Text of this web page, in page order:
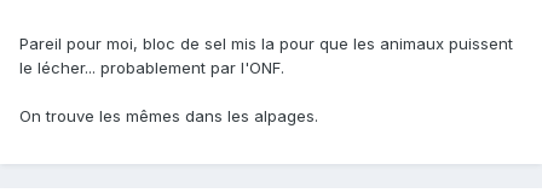
Pareil pour moi, bloc de sel mis la pour que les animaux puissent
le lécher... probablement par l'ONF.
On trouve les mêmes dans les alpages.